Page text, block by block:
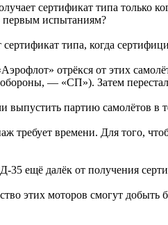
сертификат типа только
первым испытаниям?
типа, когда
отрёкся от этих
— «СП»). Затем
выпустить партию самолётов
требует времени. Для того,
ещё далёк от получения
этих моторов смогут